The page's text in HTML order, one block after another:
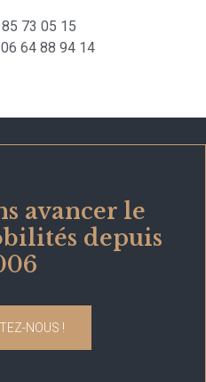
73 05 15
64 88 94 14
avancer le
depuis
NOUS !